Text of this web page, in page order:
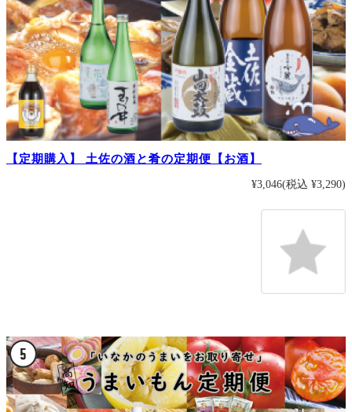
【定期購入】 土佐の酒と肴の定期便【お酒】
¥3,046(税込 ¥3,290)